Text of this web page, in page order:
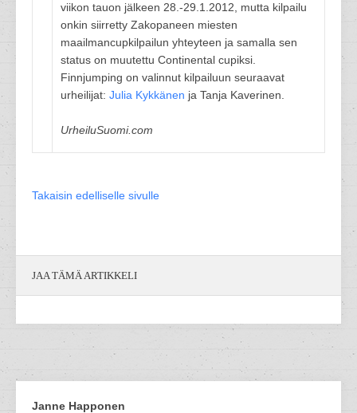
viikon tauon jälkeen 28.-29.1.2012, mutta kilpailu
onkin siirretty Zakopaneen miesten
maailmancupkilpailun yhteyteen ja samalla sen
status on muutettu Continental cupiksi.
Finnjumping on valinnut kilpailuun seuraavat
urheilijat: Julia Kykkänen ja Tanja Kaverinen.
UrheiluSuomi.com
Takaisin edelliselle sivulle
JAA TÄMÄ ARTIKKELI
Janne Happonen